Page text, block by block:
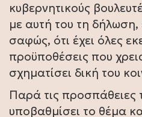
κυβερνητικούς
με αυτή του τη
σαφώς, ότι έχει όλες
προϋποθέσεις που
σχηματίσει δική του
Παρά τις προσπάθειες
υποβαθμίσει το θέμα